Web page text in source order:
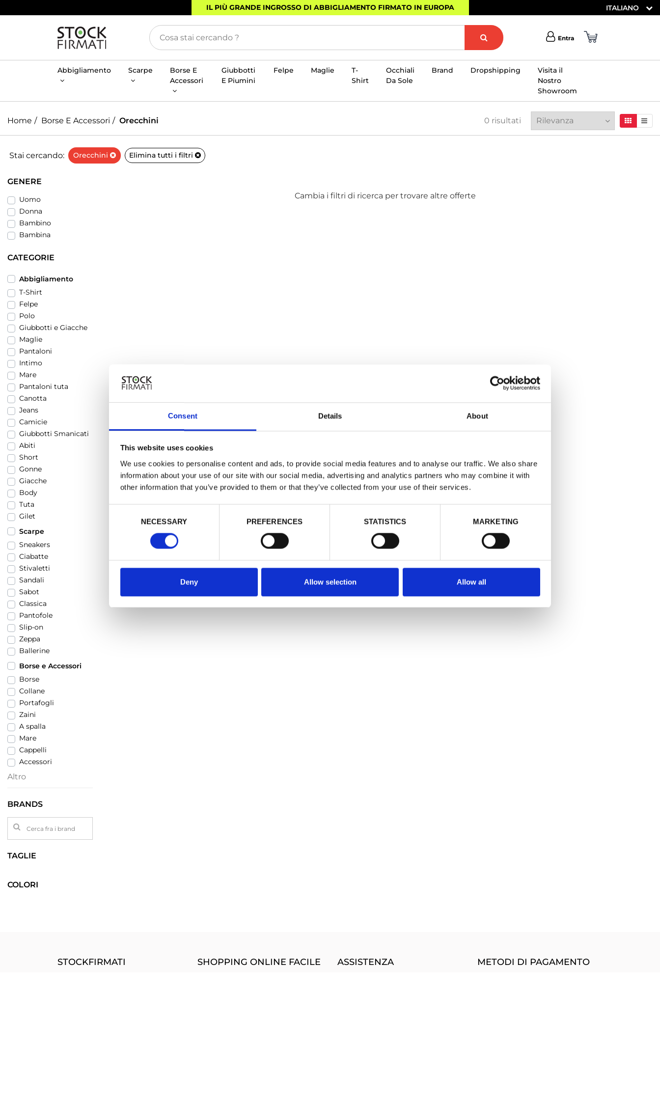
Consent Details About
This website uses cookies
We use cookies to personalise content and ads, to provide social media features and to analyse our traffic. We also share
information about your use of our site with our social media, advertising and analytics partners who may combine it with
other information that you’ve provided to them or that they’ve collected from your use of their services.
NECESSARY PREFERENCES STATISTICS MARKETING
Deny Allow selection Allow all
IL PIÙ GRANDE INGROSSO DI ABBIGLIAMENTO FIRMATO IN EUROPA ITALIANO
Entra
Abbigliamento Scarpe
Borse E
Accessori
Giubbotti
E Piumini
Felpe Maglie
T-
Shirt
Occhiali
Da Sole
Brand Dropshipping
Visita il
Nostro
Showroom
×
Home Borse E Accessori Orecchini 0 risultati
Stai cercando: Orecchini Elimina tutti i filtri
Cambia i filtri di ricerca per trovare altre offerte
GENERE
Uomo
Donna
Bambino
Bambina
CATEGORIE
Abbigliamento
T-Shirt
Felpe
Polo
Giubbotti e Giacche
Maglie
Pantaloni
Intimo
Mare
Pantaloni tuta
Canotta
Jeans
Camicie
Giubbotti Smanicati
Abiti
Short
Gonne
Giacche
Body
Tuta
Gilet
Scarpe
Sneakers
Ciabatte
Stivaletti
Sandali
Sabot
Classica
Pantofole
Slip-on
Zeppa
Ballerine
Borse e Accessori
Borse
Collane
Portafogli
Zaini
A spalla
Mare
Cappelli
Accessori
Altro
BRANDS
TAGLIE
COLORI
STOCKFIRMATI SHOPPING ONLINE FACILE ASSISTENZA METODI DI PAGAMENTO